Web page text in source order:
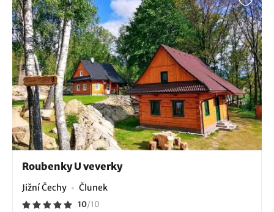
Roubenky U veverky
Jižní Čechy Člunek
10/10